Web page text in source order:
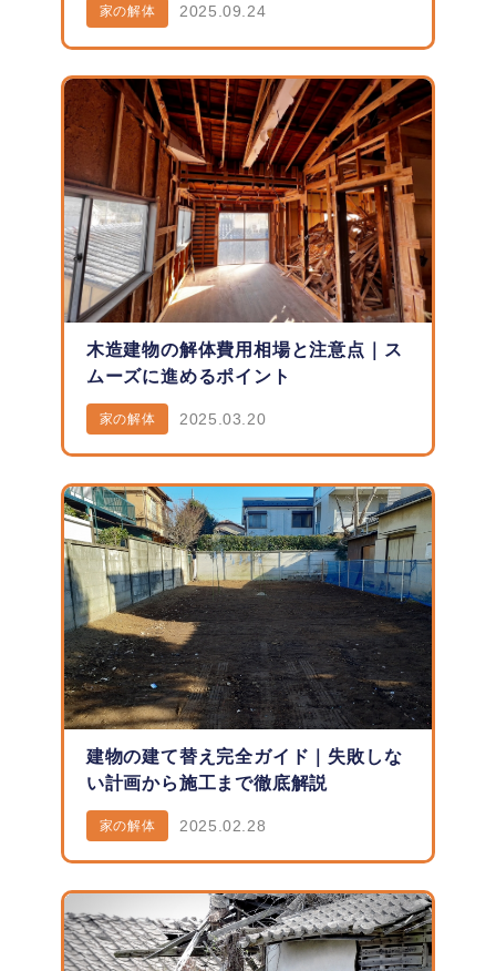
家の解体 2025.09.24
木造建物の解体費用相場と注意点｜ス
ムーズに進めるポイント
家の解体 2025.03.20
建物の建て替え完全ガイド｜失敗しな
い計画から施工まで徹底解説
家の解体 2025.02.28